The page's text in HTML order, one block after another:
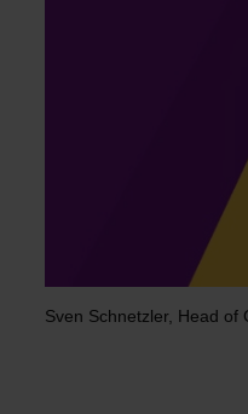
Sven Schnetzler, Head of